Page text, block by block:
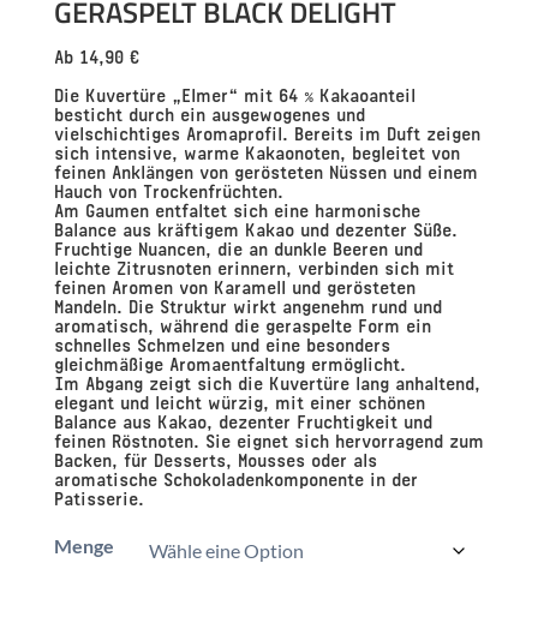
GERASPELT BLACK DELIGHT
Ab 14,90 €
Die Kuvertüre „Elmer“ mit 64 % Kakaoanteil
besticht durch ein ausgewogenes und
vielschichtiges Aromaprofil. Bereits im Duft zeigen
sich intensive, warme Kakaonoten, begleitet von
feinen Anklängen von gerösteten Nüssen und einem
Hauch von Trockenfrüchten.
Am Gaumen entfaltet sich eine harmonische
Balance aus kräftigem Kakao und dezenter Süße.
Fruchtige Nuancen, die an dunkle Beeren und
leichte Zitrusnoten erinnern, verbinden sich mit
feinen Aromen von Karamell und gerösteten
Mandeln. Die Struktur wirkt angenehm rund und
aromatisch, während die geraspelte Form ein
schnelles Schmelzen und eine besonders
gleichmäßige Aromaentfaltung ermöglicht.
Im Abgang zeigt sich die Kuvertüre lang anhaltend,
elegant und leicht würzig, mit einer schönen
Balance aus Kakao, dezenter Fruchtigkeit und
feinen Röstnoten. Sie eignet sich hervorragend zum
Backen, für Desserts, Mousses oder als
aromatische Schokoladenkomponente in der
Patisserie.
Menge